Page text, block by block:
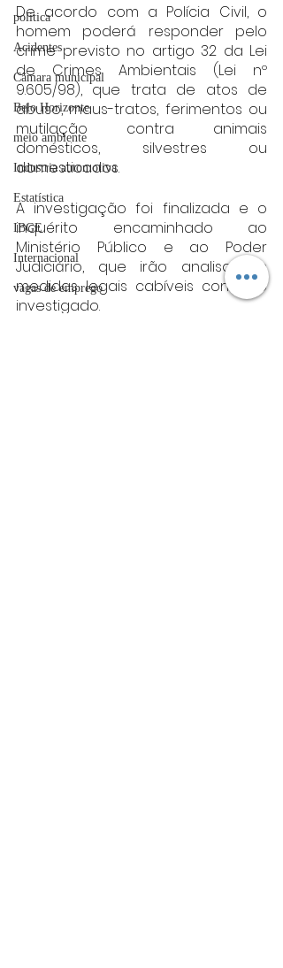
politica
Acidentes
Câmara municipal
Belo Horizonte
meio ambiente
Industria automotiva
Estatística
IBGE
Internacional
vagas de emprego
De acordo com a Polícia Civil, o
homem poderá responder pelo
crime previsto no artigo 32 da Lei
de Crimes Ambientais (Lei nº
9.605/98), que trata de atos de
abuso, maus-tratos, ferimentos ou
mutilação contra animais
domésticos, silvestres ou
domesticados.
A investigação foi finalizada e o
inquérito encaminhado ao
Ministério Público e ao Poder
Judiciário, que irão analisar as
medidas legais cabíveis contra o
investigado.